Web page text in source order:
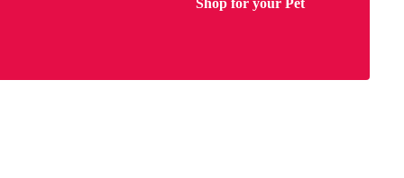
Shop for your Pet